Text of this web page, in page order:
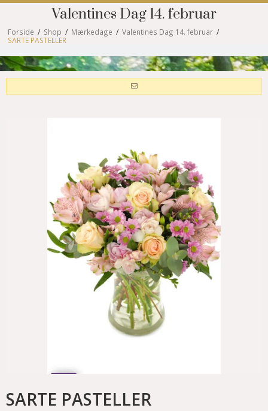
Valentines Dag 14. februar
Forside / Shop / Mærkedage / Valentines Dag 14. februar /
SARTE PASTELLER
SARTE PASTELLER